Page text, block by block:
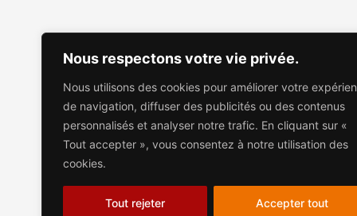
Nous respectons votre vie privée.
Nous utilisons des cookies pour améliorer votre
de navigation, diffuser des publicités ou des contenus
personnalisés et analyser notre trafic. En cliquant sur «
Tout accepter », vous consentez à notre utilisation des
cookies.
Tout rejeter Accepter tout